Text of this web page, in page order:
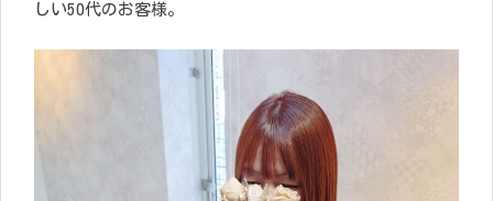
しい50代のお客様。